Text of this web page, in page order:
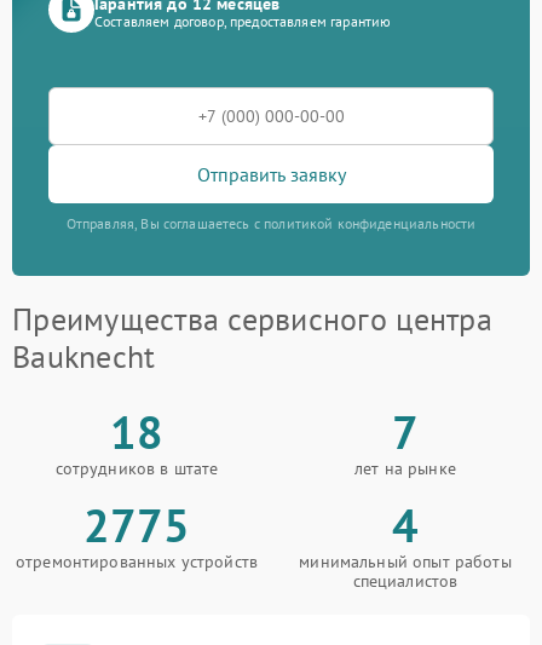
Составляем договор, предоставляем гарантию
Отправить заявку
Отправляя, Вы соглашаетесь с политикой конфиденциальности
Преимущества сервисного центра
Bauknecht
18
сотрудников в штате
7
лет на рынке
2775
отремонтированных устройств
4
минимальный опыт работы
специалистов